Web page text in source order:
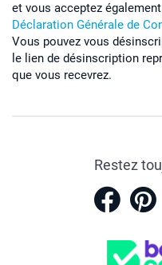
et vous acceptez
Déclaration Générale de
Vous pouvez vous
le lien de désinscription
que vous recevrez.
Restez